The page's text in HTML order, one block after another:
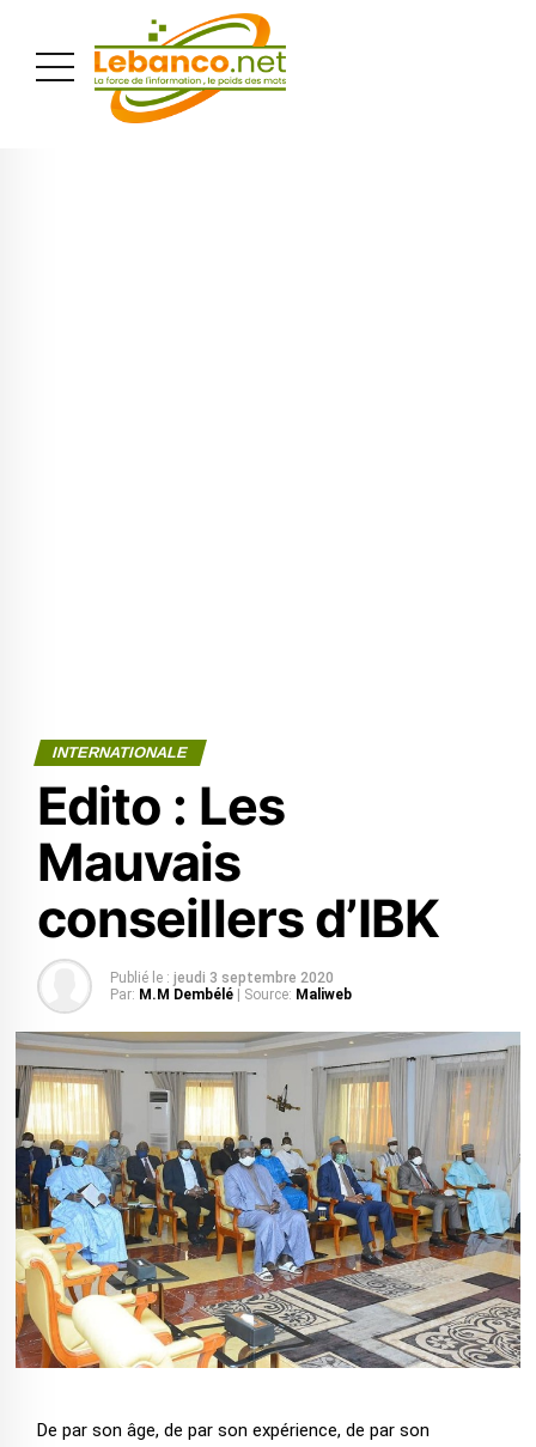
INTERNATIONALE
Edito : Les
Mauvais
conseillers d’IBK
Publié le : jeudi 3 septembre 2020
Par: M.M Dembélé | Source: Maliweb
De par son âge, de par son expérience, de par son